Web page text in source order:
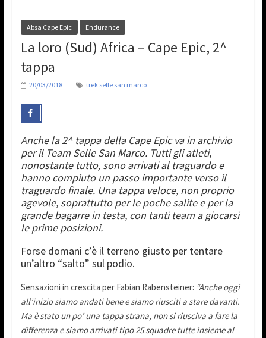
Absa Cape Epic Endurance
La loro (Sud) Africa – Cape Epic, 2^
tappa
20/03/2018 trek selle san marco
Anche la 2^ tappa della Cape Epic va in archivio
per il Team Selle San Marco. Tutti gli atleti,
nonostante tutto, sono arrivati al traguardo e
hanno compiuto un passo importante verso il
traguardo finale. Una tappa veloce, non proprio
agevole, soprattutto per le poche salite e per la
grande bagarre in testa, con tanti team a giocarsi
le prime posizioni.
Forse domani c’è il terreno giusto per tentare
un’altro “salto” sul podio.
Sensazioni in crescita per Fabian Rabensteiner: “Anche oggi
all’inizio siamo andati bene e siamo riusciti a stare davanti.
Ma è stato un po’ una tappa strana, non si riusciva a fare la
differenza e siamo arrivati tipo 25 squadre tutte insieme al